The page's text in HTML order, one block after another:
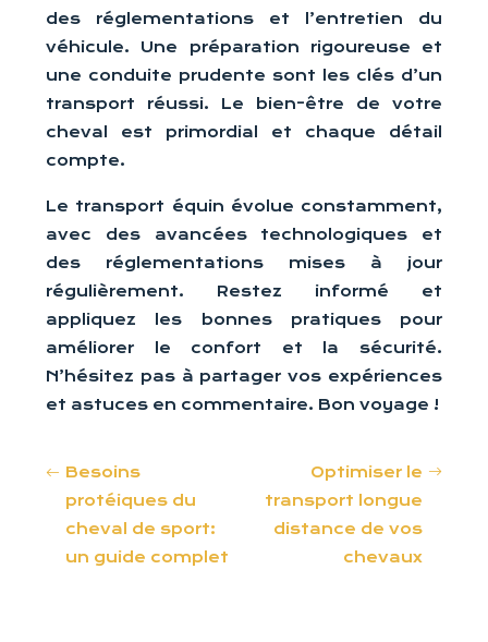
des réglementations et l’entretien du
véhicule. Une préparation rigoureuse et
une conduite prudente sont les clés d’un
transport réussi. Le bien-être de votre
cheval est primordial et chaque détail
compte.
Le transport équin évolue constamment,
avec des avancées technologiques et
des réglementations mises à jour
régulièrement. Restez informé et
appliquez les bonnes pratiques pour
améliorer le confort et la sécurité.
N’hésitez pas à partager vos expériences
et astuces en commentaire. Bon voyage !
Besoins
protéiques du
cheval de sport:
un guide complet
Optimiser le
transport longue
distance de vos
chevaux